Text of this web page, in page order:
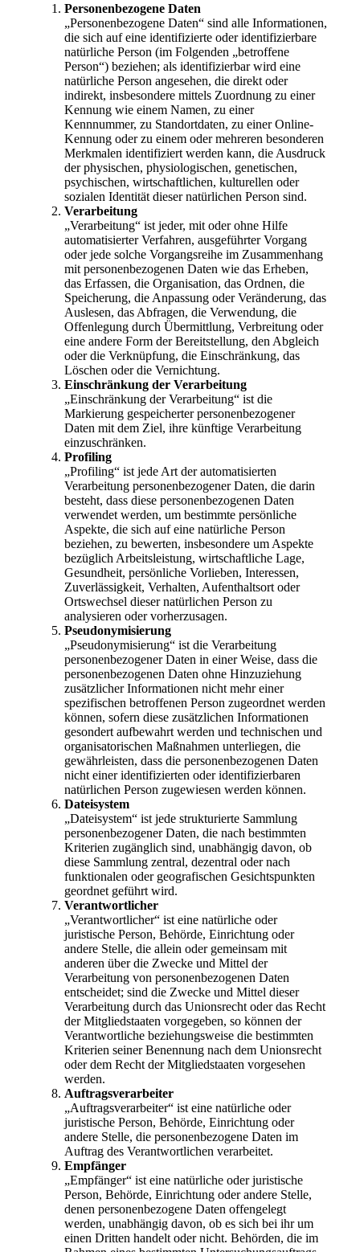
Personenbezogene Daten
„Personenbezogene Daten“ sind alle Informationen,
die sich auf eine identifizierte oder identifizierbare
natürliche Person (im Folgenden „betroffene
Person“) beziehen; als identifizierbar wird eine
natürliche Person angesehen, die direkt oder
indirekt, insbesondere mittels Zuordnung zu einer
Kennung wie einem Namen, zu einer
Kennnummer, zu Standortdaten, zu einer Online-
Kennung oder zu einem oder mehreren besonderen
Merkmalen identifiziert werden kann, die Ausdruck
der physischen, physiologischen, genetischen,
psychischen, wirtschaftlichen, kulturellen oder
sozialen Identität dieser natürlichen Person sind.
Verarbeitung
„Verarbeitung“ ist jeder, mit oder ohne Hilfe
automatisierter Verfahren, ausgeführter Vorgang
oder jede solche Vorgangsreihe im Zusammenhang
mit personenbezogenen Daten wie das Erheben,
das Erfassen, die Organisation, das Ordnen, die
Speicherung, die Anpassung oder Veränderung, das
Auslesen, das Abfragen, die Verwendung, die
Offenlegung durch Übermittlung, Verbreitung oder
eine andere Form der Bereitstellung, den Abgleich
oder die Verknüpfung, die Einschränkung, das
Löschen oder die Vernichtung.
Einschränkung der Verarbeitung
„Einschränkung der Verarbeitung“ ist die
Markierung gespeicherter personenbezogener
Daten mit dem Ziel, ihre künftige Verarbeitung
einzuschränken.
Profiling
„Profiling“ ist jede Art der automatisierten
Verarbeitung personenbezogener Daten, die darin
besteht, dass diese personenbezogenen Daten
verwendet werden, um bestimmte persönliche
Aspekte, die sich auf eine natürliche Person
beziehen, zu bewerten, insbesondere um Aspekte
bezüglich Arbeitsleistung, wirtschaftliche Lage,
Gesundheit, persönliche Vorlieben, Interessen,
Zuverlässigkeit, Verhalten, Aufenthaltsort oder
Ortswechsel dieser natürlichen Person zu
analysieren oder vorherzusagen.
Pseudonymisierung
„Pseudonymisierung“ ist die Verarbeitung
personenbezogener Daten in einer Weise, dass die
personenbezogenen Daten ohne Hinzuziehung
zusätzlicher Informationen nicht mehr einer
spezifischen betroffenen Person zugeordnet werden
können, sofern diese zusätzlichen Informationen
gesondert aufbewahrt werden und technischen und
organisatorischen Maßnahmen unterliegen, die
gewährleisten, dass die personenbezogenen Daten
nicht einer identifizierten oder identifizierbaren
natürlichen Person zugewiesen werden können.
Dateisystem
„Dateisystem“ ist jede strukturierte Sammlung
personenbezogener Daten, die nach bestimmten
Kriterien zugänglich sind, unabhängig davon, ob
diese Sammlung zentral, dezentral oder nach
funktionalen oder geografischen Gesichtspunkten
geordnet geführt wird.
Verantwortlicher
„Verantwortlicher“ ist eine natürliche oder
juristische Person, Behörde, Einrichtung oder
andere Stelle, die allein oder gemeinsam mit
anderen über die Zwecke und Mittel der
Verarbeitung von personenbezogenen Daten
entscheidet; sind die Zwecke und Mittel dieser
Verarbeitung durch das Unionsrecht oder das Recht
der Mitgliedstaaten vorgegeben, so können der
Verantwortliche beziehungsweise die bestimmten
Kriterien seiner Benennung nach dem Unionsrecht
oder dem Recht der Mitgliedstaaten vorgesehen
werden.
Auftragsverarbeiter
„Auftragsverarbeiter“ ist eine natürliche oder
juristische Person, Behörde, Einrichtung oder
andere Stelle, die personenbezogene Daten im
Auftrag des Verantwortlichen verarbeitet.
Empfänger
„Empfänger“ ist eine natürliche oder juristische
Person, Behörde, Einrichtung oder andere Stelle,
denen personenbezogene Daten offengelegt
werden, unabhängig davon, ob es sich bei ihr um
einen Dritten handelt oder nicht. Behörden, die im